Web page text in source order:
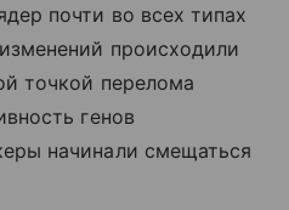
почти во всех типах
происходили
точкой перелома
генов
начинали смещаться